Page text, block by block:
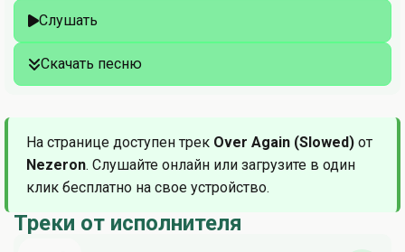
Слушать
Скачать песню
На странице доступен трек Over Again (Slowed) от
Nezeron. Слушайте онлайн или загрузите в один
клик бесплатно на свое устройство.
Треки от исполнителя